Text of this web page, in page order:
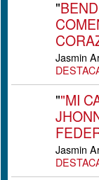
"
Jasmin
""MI
Jasmin